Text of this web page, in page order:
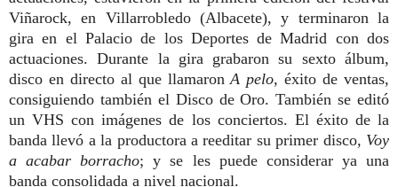
Viñarock, en Villarrobledo (Albacete), y terminaron la
gira en el Palacio de los Deportes de Madrid con dos
actuaciones. Durante la gira grabaron su sexto álbum,
disco en directo al que llamaronA pelo, éxito de ventas,
consiguiendo también el Disco de Oro. También se editó
un VHS con imágenes de los conciertos. El éxito de la
banda llevó a la productora a reeditar su primer disco, Voy
a acabar borracho; y se les puede considerar ya una
banda consolidada a nivel nacional.